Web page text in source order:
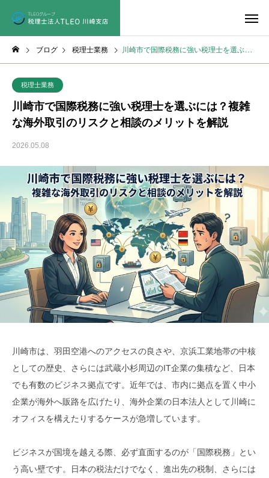
ブログ 税理士業務 川崎市で国際税務に強い税理士を選ぶには？複雑な海外取引のリスクと相談のメリットを解説
税理士業務
川崎市で国際税務に強い税理士を選ぶには？複雑
な海外取引のリスクと相談のメリットを解説
2026.05.08
川崎市は、羽田空港へのアクセスの良さや、京浜工業地帯の中核
としての歴史、さらには武蔵小杉周辺のIT企業の集積など、日本
でも有数のビジネス拠点です。近年では、市内に拠点を置く中小
企業が海外へ販路を広げたり、海外企業の日本法人として川崎に
オフィスを構えたりするケースが急増しています。
ビジネスが国境を越える際、必ず直面するのが「国際税務」とい
う高い壁です。日本の税法だけでなく、進出先の税制、さらには